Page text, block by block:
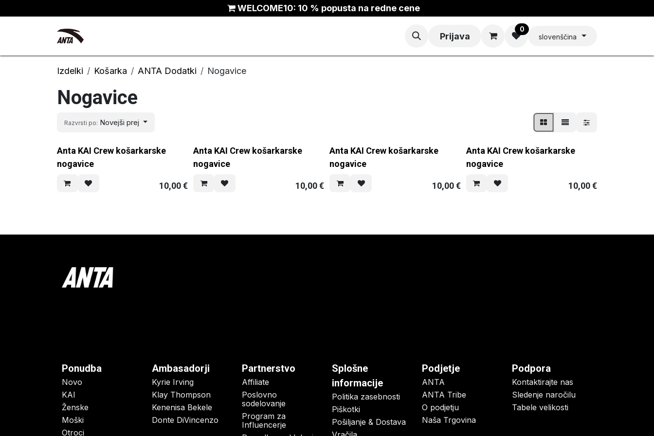
WELCOME10: 10 % popusta na redne cene
Prijava
0
slovenščina
Izdelki Košarka ANTA Dodatki Nogavice
Nogavice
Razvrsti po: Novejši prej
Anta KAI Crew košarkarske
nogavice
10,00€
Anta KAI Crew košarkarske
nogavice
10,00€
Anta KAI Crew košarkarske
nogavice
10,00€
Anta KAI Crew košarkarske
nogavice
10,00€
Partnerstvo
Affiliate
Poslovno
sodelovanje
Program za
Influencerje
Splošne
informacije
Politika zasebnosti
Piškotki
Pošiljanje & Dostava
Podjetje
ANTA
ANTA Tribe
O podjetju
Naša Trgovina
Podpora
Kontaktirajte nas
Sledenje naročilu
Tabele velikosti
Ambasadorji
Kyrie Irving
Klay Thompson
Kenenisa Bekele
Donte DiVincenzo
Ponudba
Novo
KAI
Ženske
Moški
Otroci